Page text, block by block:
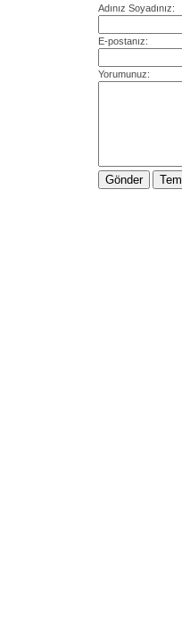
Adınız Soyadınız:
E-postanız:
Yorumunuz: